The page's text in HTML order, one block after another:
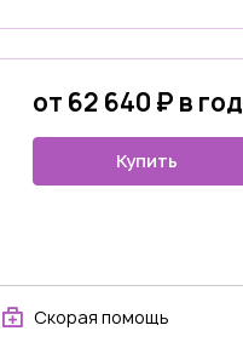
от 62 640 ₽ в год
Купить
Скорая помощь